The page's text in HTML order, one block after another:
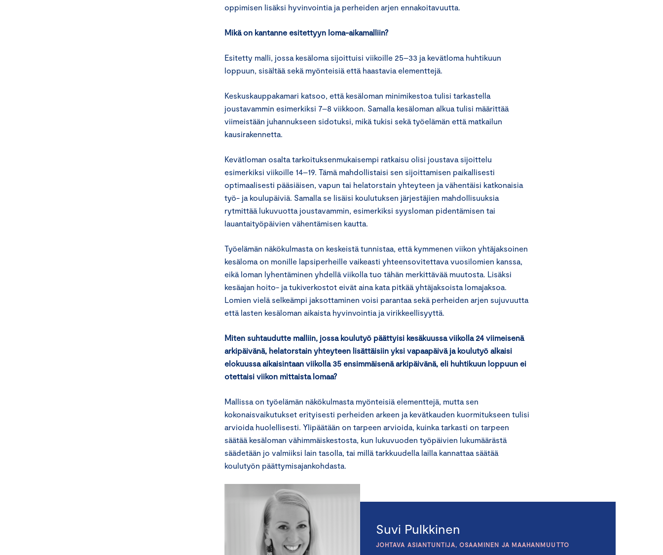
oppimisen lisäksi hyvinvointia ja perheiden arjen ennakoitavuutta.
Mikä on kantanne esitettyyn loma-aikamalliin?
Esitetty malli, jossa kesäloma sijoittuisi viikoille 25–33 ja kevätloma huhtikuun
loppuun, sisältää sekä myönteisiä että haastavia elementtejä.
Keskuskauppakamari katsoo, että kesäloman minimikestoa tulisi tarkastella
joustavammin esimerkiksi 7–8 viikkoon. Samalla kesäloman alkua tulisi määrittää
viimeistään juhannukseen sidotuksi, mikä tukisi sekä työelämän että matkailun
kausirakennetta.
Kevätloman osalta tarkoituksenmukaisempi ratkaisu olisi joustava sijoittelu
esimerkiksi viikoille 14–19. Tämä mahdollistaisi sen sijoittamisen paikallisesti
optimaalisesti pääsiäisen, vapun tai helatorstain yhteyteen ja vähentäisi katkonaisia
työ- ja koulupäiviä. Samalla se lisäisi koulutuksen järjestäjien mahdollisuuksia
rytmittää lukuvuotta joustavammin, esimerkiksi syysloman pidentämisen tai
lauantaityöpäivien vähentämisen kautta.
Työelämän näkökulmasta on keskeistä tunnistaa, että kymmenen viikon yhtäjaksoinen
kesäloma on monille lapsiperheille vaikeasti yhteensovitettava vuosilomien kanssa,
eikä loman lyhentäminen yhdellä viikolla tuo tähän merkittävää muutosta. Lisäksi
kesäajan hoito- ja tukiverkostot eivät aina kata pitkää yhtäjaksoista lomajaksoa.
Lomien vielä selkeämpi jaksottaminen voisi parantaa sekä perheiden arjen sujuvuutta
että lasten kesäloman aikaista hyvinvointia ja virikkeellisyyttä.
Miten suhtaudutte malliin, jossa koulutyö päättyisi kesäkuussa viikolla 24 viimeisenä
arkipäivänä, helatorstain yhteyteen lisättäisiin yksi vapaapäivä ja koulutyö alkaisi
elokuussa aikaisintaan viikolla 35 ensimmäisenä arkipäivänä, eli huhtikuun loppuun ei
otettaisi viikon mittaista lomaa?
Mallissa on työelämän näkökulmasta myönteisiä elementtejä, mutta sen
kokonaisvaikutukset erityisesti perheiden arkeen ja kevätkauden kuormitukseen tulisi
arvioida huolellisesti. Ylipäätään on tarpeen arvioida, kuinka tarkasti on tarpeen
säätää kesäloman vähimmäiskestosta, kun lukuvuoden työpäivien lukumäärästä
säädetään jo valmiiksi lain tasolla, tai millä tarkkuudella lailla kannattaa säätää
koulutyön päättymisajankohdasta.
Suvi Pulkkinen
JOHTAVA ASIANTUNTIJA, OSAAMINEN JA MAAHANMUUTTO